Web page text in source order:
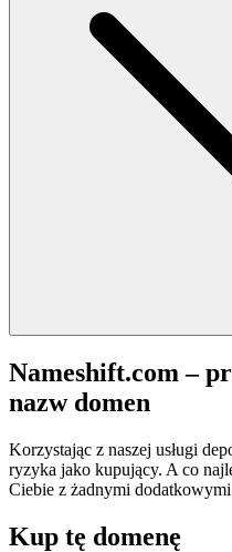
Nameshift.com –
nazw domen
Korzystając z naszej usługi
ryzyka jako kupujący. A co
Ciebie z żadnymi
Kup tę domenę